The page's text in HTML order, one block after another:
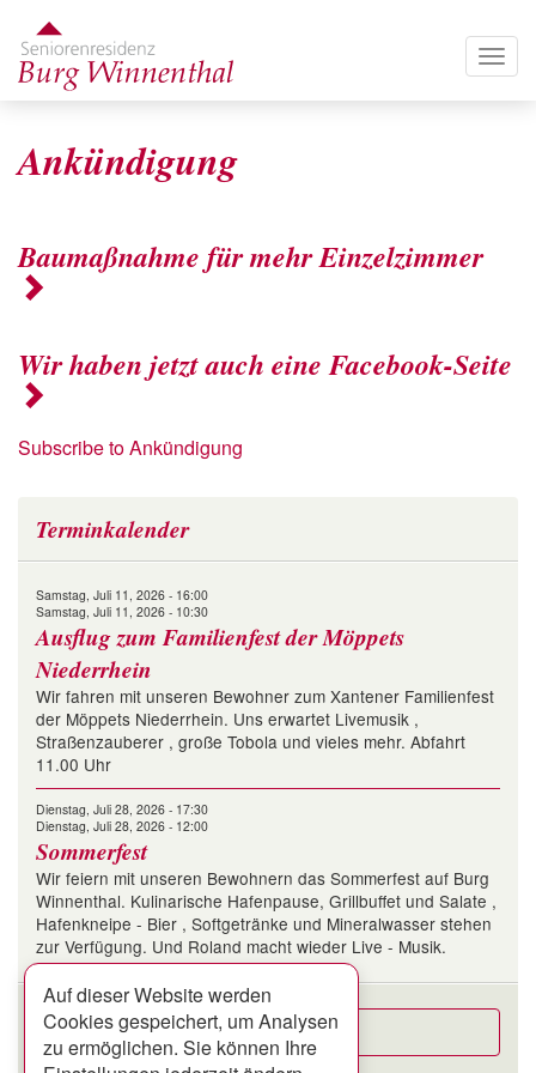
zum
Inhalt
Ankündigung
Baumaßnahme für mehr Einzelzimmer
Wir haben jetzt auch eine Facebook-Seite
Subscribe to Ankündigung
Terminkalender
Samstag, Juli 11, 2026 - 16:00
Samstag, Juli 11, 2026 - 10:30
Ausflug zum Familienfest der Möppets
Niederrhein
Wir fahren mit unseren Bewohner zum Xantener Familienfest
der Möppets Niederrhein. Uns erwartet Livemusik ,
Straßenzauberer , große Tobola und vieles mehr. Abfahrt
11.00 Uhr
Dienstag, Juli 28, 2026 - 17:30
Dienstag, Juli 28, 2026 - 12:00
Sommerfest
Wir feiern mit unseren Bewohnern das Sommerfest auf Burg
Winnenthal. Kulinarische Hafenpause, Grillbuffet und Salate ,
Hafenkneipe - Bier , Softgetränke und Mineralwasser stehen
zur Verfügung. Und Roland macht wieder Live - Musik.
Alle Termine
Auf dieser Website werden
Cookies gespeichert, um Analysen
zu ermöglichen. Sie können Ihre